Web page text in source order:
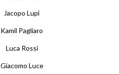
Jacopo Lupi
Kamil Pagliaro
Luca Rossi
Giacomo Luce